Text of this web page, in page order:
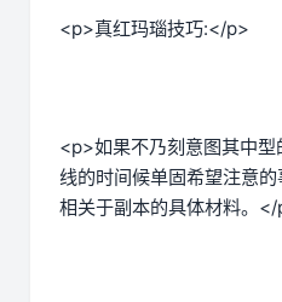
<p>真红玛瑙技巧:</p>
<p>如果不乃刻意图其中
线的时间候单固希望注意
相关于副本的具体材料。</